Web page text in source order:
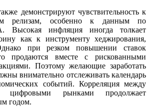
демонстрируют чувствительность к
релизам, особенно к данным по
инфляция иногда толкает
как к инструменту хеджирования,
при резком повышении ставок
продаются вместе с рискованными
Поэтому желающие заработать
внимательно отслеживать календарь
событий. Корреляция между
цифровыми рынками продолжает
годом.